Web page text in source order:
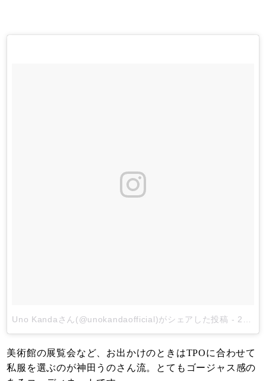
Uno Kandaさん(@unokandaofficial)がシェアした投稿 - 2018年 1月月18日午前2時46分PST
美術館の展覧会など、お出かけのときはTPOに合わせて
私服を選ぶのが神田うのさん流。とてもゴージャス感の